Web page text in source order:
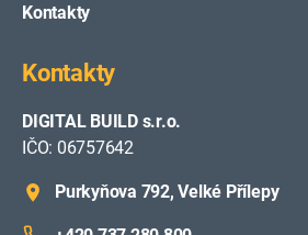
Kontakty
Kontakty
DIGITAL BUILD s.r.o.
IČO: 06757642
Purkyňova 792, Velké Přílepy